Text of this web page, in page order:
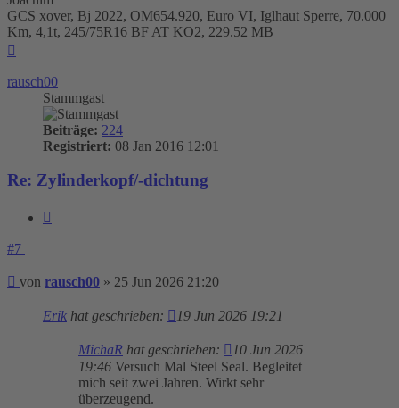
GCS xover, Bj 2022, OM654.920, Euro VI, Iglhaut Sperre, 70.000
Km, 4,1t, 245/75R16 BF AT KO2, 229.52 MB
rausch00
Stammgast
Beiträge: 224
Registriert: 08 Jan 2016 12:01
Re: Zylinderkopf/-dichtung
#7
Beitrag
von rausch00 » 25 Jun 2026 21:20
Erik hat geschrieben: 19 Jun 2026 19:21
MichaR hat geschrieben:
10 Jun 2026
19:46 Versuch Mal Steel Seal. Begleitet
mich seit zwei Jahren. Wirkt sehr
überzeugend.